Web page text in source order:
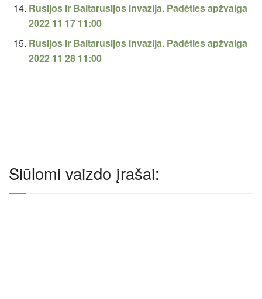
Rusijos ir Baltarusijos invazija. Padėties apžvalga
2022 11 17 11:00
Rusijos ir Baltarusijos invazija. Padėties apžvalga
2022 11 28 11:00
Siūlomi vaizdo įrašai: